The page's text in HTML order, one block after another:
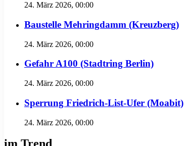
24. März 2026, 00:00
Baustelle Mehringdamm (Kreuzberg)
24. März 2026, 00:00
Gefahr A100 (Stadtring Berlin)
24. März 2026, 00:00
Sperrung Friedrich-List-Ufer (Moabit)
24. März 2026, 00:00